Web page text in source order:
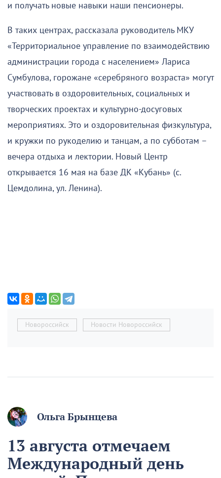
и получать новые навыки наши пенсионеры.
В таких центрах, рассказала руководитель МКУ
«Территориальное управление по взаимодействию
администрации города с населением» Лариса
Сумбулова, горожане «серебряного возраста» могут
участвовать в оздоровительных, социальных и
творческих проектах и культурно-досуговых
мероприятиях. Это и оздоровительная физкультура,
и кружки по рукоделию и танцам, а по субботам –
вечера отдыха и лектории. Новый Центр
открывается 16 мая на базе ДК «Кубань» (с.
Цемдолина, ул. Ленина).
Новороссийск Новости Новороссийск
Ольга Брынцева
13 августа отмечаем
Международный день